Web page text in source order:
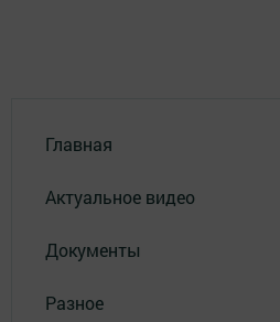
Главная
Актуальное видео
Документы
Разное